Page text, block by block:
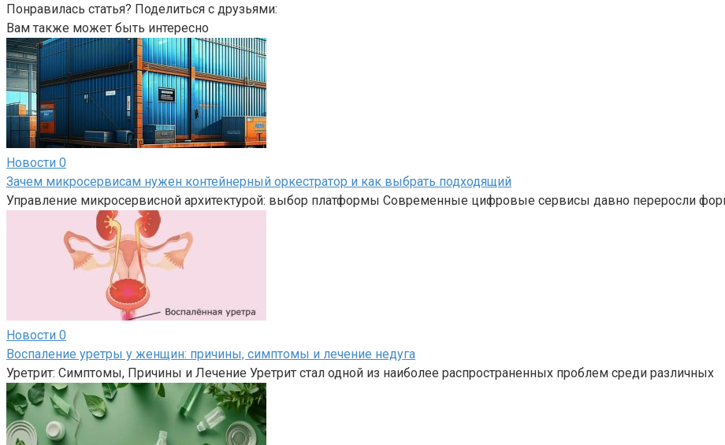
Понравилась статья? Поделиться с друзьями:
Вам также может быть интересно
Новости 0
Зачем микросервисам нужен контейнерный оркестратор и как выбрать подходящий
Управление микросервисной архитектурой: выбор платформы Современные цифровые сервисы давно переросли
Новости 0
Воспаление уретры у женщин: причины, симптомы и лечение недуга
Уретрит: Симптомы, Причины и Лечение Уретрит стал одной из наиболее распространенных проблем среди различных